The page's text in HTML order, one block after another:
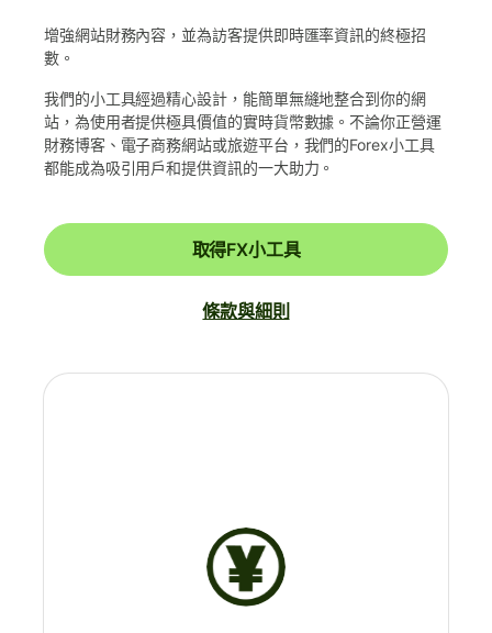
增強網站財務內容，並為訪客提供即時匯率資訊的終極招
數。
我們的小工具經過精心設計，能簡單無縫地整合到你的網
站，為使用者提供極具價值的實時貨幣數據。不論你正營運
財務博客、電子商務網站或旅遊平台，我們的Forex小工具
都能成為吸引用戶和提供資訊的一大助力。
取得FX小工具
條款與細則